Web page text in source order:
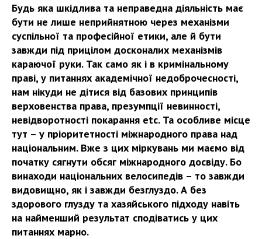
Будь яка шкідлива та неправедна діяльність має
бути не лише неприйнятною через механізми
суспільної та професійної етики, але й бути
завжди під прицілом досконалих механізмів
караючої руки. Так само як і в кримінальному
праві, у питаннях академічної недоброчесності,
нам нікуди не дітися від базових принципів
верховенства права, презумпції невинності,
невідворотності покарання etc. Та особливе місце
тут – у пріоритетності міжнародного права над
національним. Вже з цих міркувань ми маємо від
початку сягнути обсяг міжнародного досвіду. Бо
винаходи національних велосипедів – то завжди
видовищно, як і завжди безглуздо. А без
здорового глузду та хазяйського підходу навіть
на найменший результат сподіватись у цих
питаннях марно.